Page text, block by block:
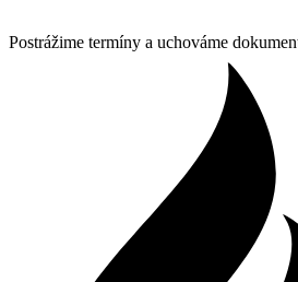
Postrážime termíny a uchováme